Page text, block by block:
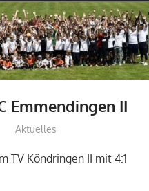
Aktuelles
TV Köndringen II mit 4:1